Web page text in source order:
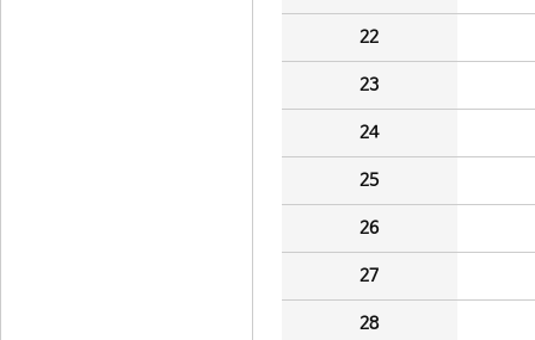
22
23
24
25
26
27
28